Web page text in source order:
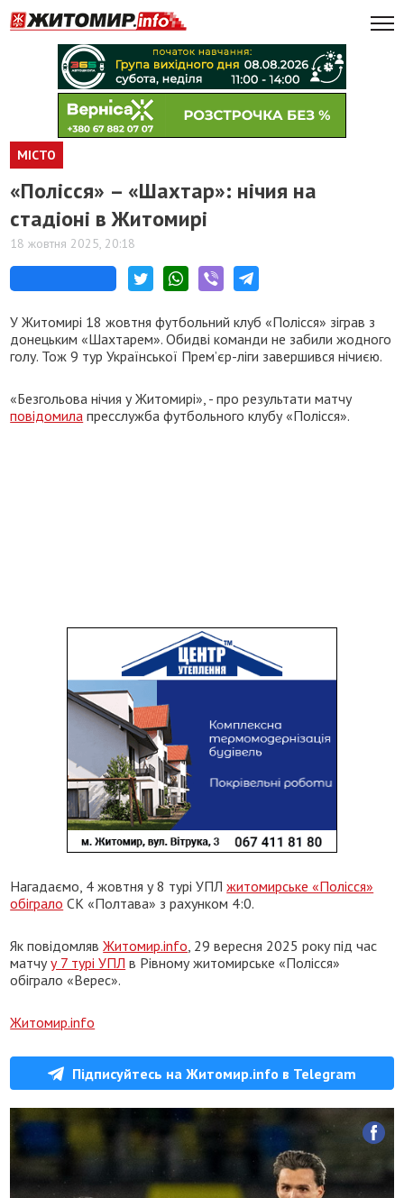
МІСТО
«Полісся» – «Шахтар»: нічия на
стадіоні в Житомирі
18 жовтня 2025, 20:18
У Житомирі 18 жовтня футбольний клуб «Полісся» зіграв з
донецьким «Шахтарем». Обидві команди не забили жодного
голу. Тож 9 тур Української Премʼєр-ліги завершився нічиєю.
«Безгольова нічия у Житомирі», - про результати матчу
повідомила пресслужба футбольного клубу «Полісся».
Нагадаємо, 4 жовтня у 8 турі УПЛжитомирське «Полісся»
обіграло СК «Полтава» з рахунком 4:0.
Як повідомлявЖитомир.info, 29 вересня 2025 року під час
матчуу 7 турі УПЛ в Рівному житомирське «Полісся»
обіграло «Верес».
Житомир.info
Підписуйтесь на Житомир.info в Telegram